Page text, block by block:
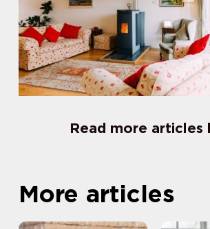
Read more articles
More articles